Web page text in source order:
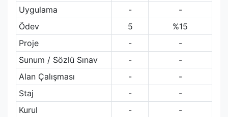
Uygulama
-
-
Ödev
5
%15
Proje
-
-
Sunum / Sözlü Sınav
-
-
Alan Çalışması
-
-
Staj
-
-
Kurul
-
-